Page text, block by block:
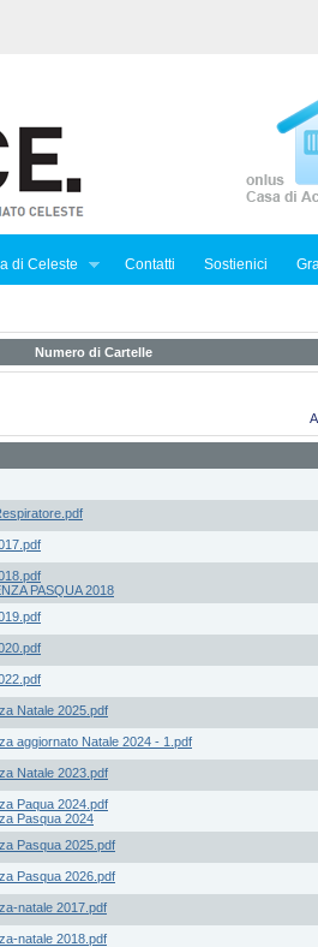
di Celeste Contatti Sostienici
Numero di Cartelle
PASQUA 2018
Natale 2025.pdf
aggiornato Natale 2024 - 1.pdf
Natale 2023.pdf
Paqua 2024.pdf
Pasqua 2024
Pasqua 2025.pdf
Pasqua 2026.pdf
natale 2017.pdf
natale 2018.pdf